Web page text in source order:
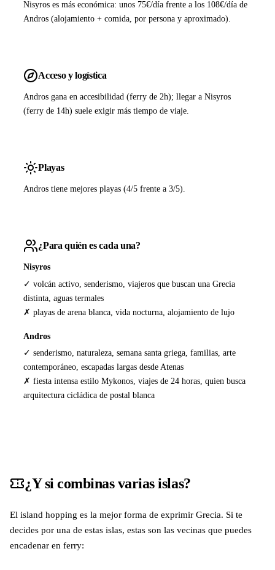
Nisyros es más económica: unos 75€/día frente a los 108€/día de
Andros (alojamiento + comida, por persona y aproximado).
Acceso y logística
Andros gana en accesibilidad (ferry de 2h); llegar a Nisyros
(ferry de 14h) suele exigir más tiempo de viaje.
Playas
Andros tiene mejores playas (4/5 frente a 3/5).
¿Para quién es cada una?
Nisyros
✓ volcán activo, senderismo, viajeros que buscan una Grecia
distinta, aguas termales
✗ playas de arena blanca, vida nocturna, alojamiento de lujo
Andros
✓ senderismo, naturaleza, semana santa griega, familias, arte
contemporáneo, escapadas largas desde Atenas
✗ fiesta intensa estilo Mykonos, viajes de 24 horas, quien busca
arquitectura cicládica de postal blanca
¿Y si combinas varias islas?
El island hopping es la mejor forma de exprimir Grecia. Si te
decides por una de estas islas, estas son las vecinas que puedes
encadenar en ferry: